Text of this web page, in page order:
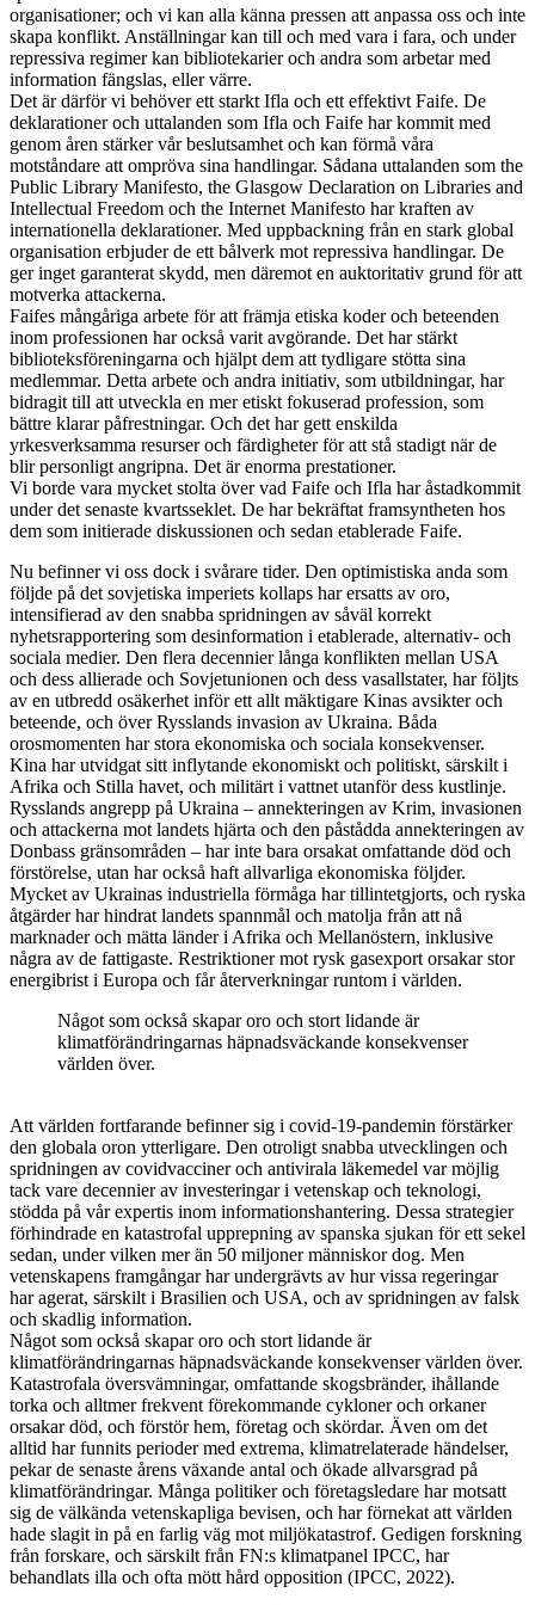
organisationer; och vi kan alla känna pressen att anpassa oss och inte
skapa konflikt. Anställningar kan till och med vara i fara, och under
repressiva regimer kan bibliotekarier och andra som arbetar med
information fängslas, eller värre.
Det är därför vi behöver ett starkt Ifla och ett effektivt Faife. De
deklarationer och uttalanden som Ifla och Faife har kommit med
genom åren stärker vår beslutsamhet och kan förmå våra
motståndare att ompröva sina handlingar. Sådana uttalanden som the
Public Library Manifesto, the Glasgow Declaration on Libraries and
Intellectual Freedom och the Internet Manifesto har kraften av
internationella deklarationer. Med uppbackning från en stark global
organisation erbjuder de ett bålverk mot repressiva handlingar. De
ger inget garanterat skydd, men däremot en auktoritativ grund för att
motverka attackerna.
Faifes mångåriga arbete för att främja etiska koder och beteenden
inom professionen har också varit avgörande. Det har stärkt
biblioteksföreningarna och hjälpt dem att tydligare stötta sina
medlemmar. Detta arbete och andra initiativ, som utbildningar, har
bidragit till att utveckla en mer etiskt fokuserad profession, som
bättre klarar påfrestningar. Och det har gett enskilda
yrkesverksamma resurser och färdigheter för att stå stadigt när de
blir personligt angripna. Det är enorma prestationer.
Vi borde vara mycket stolta över vad Faife och Ifla har åstadkommit
under det senaste kvartsseklet. De har be­kräftat framsyntheten hos
dem som initierade diskussionen och sedan etablerade Faife.
Nu befinner vi oss dock i svårare tider. Den optimistiska anda som
följde på det sovjetiska imperiets kollaps har ersatts av oro,
intensifierad av den snabba spridningen av såväl korrekt
nyhetsrapportering som desinformation i etablerade, alternativ- och
sociala medier. Den flera decennier långa konflikten mellan USA
och dess allierade och Sovjetunionen och dess vasall­stater, har följts
av en utbredd osäkerhet inför ett allt mäktigare Kinas avsikter och
beteende, och över Rysslands invasion av Ukraina. Båda
orosmomenten har stora ekonomiska och sociala konsekvenser.
Kina har utvidgat sitt inflytande ekonomiskt och politiskt, särskilt i
Afrika och Stilla havet, och militärt i vattnet utanför dess kustlinje.
Rysslands angrepp på Ukraina – annekteringen av Krim, invasionen
och attackerna mot landets hjärta och den påstådda annekteringen av
Donbass gränsområden – har inte bara orsakat omfattande död och
förstörelse, utan har också haft allvarliga ekonomiska följder.
Mycket av Ukrainas industriella förmåga har tillintetgjorts, och ryska
åtgärder har hindrat landets spannmål och matolja från att nå
marknader och mätta länder i Afrika och Mellanöstern, inklusive
några av de fattigaste. Restriktioner mot rysk gasexport orsakar stor
energibrist i Europa och får återverkningar runtom i världen.
Något som också skapar oro och stort lidande är
klimatförändringarnas häpnadsväckande konsekvenser
världen över.
Att världen fortfarande befinner sig i covid-19-pandemin förstärker
den globala oron ytterligare. Den otroligt snabba utvecklingen och
spridningen av covidvacciner och anti­virala läkemedel var möjlig
tack vare decennier av investeringar i vetenskap och teknologi,
stödda på vår expertis inom informationshantering. Dessa strategier
förhindrade en katastrofal upprepning av spanska sjukan för ett sekel
sedan, under vilken mer än 50 miljoner människor dog. Men
vetenskap­ens framgångar har undergrävts av hur vissa regeringar
har agerat, särskilt i Brasilien och USA, och av spridningen av falsk
och skadlig information.
Något som också skapar oro och stort lidande är
klimatförändringarnas häpnadsväckande konsekvenser världen över.
Katastrofala översvämningar, omfattande skogsbränder, ihållande
torka och alltmer frekvent förekommande cykloner och orkaner
orsakar död, och förstör hem, företag och skördar. Även om det
alltid har funnits perioder med extrema, klimatrelaterade händelser,
pekar de senaste årens växande antal och ökade allvarsgrad på
klimatförändringar. Många politiker och företagsledare har motsatt
sig de välkända vetenskapliga bevisen, och har förnekat att världen
hade slagit in på en farlig väg mot miljökatastrof. Gedigen forskning
från forskare, och särskilt från FN:s klimat­panel IPCC, har
behandlats illa och ofta mött hård opposition (IPCC, 2022).